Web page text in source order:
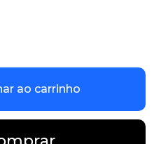
ao carrinho